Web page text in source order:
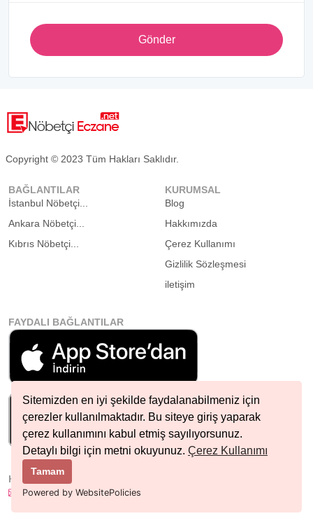
Sitemizden en iyi şekilde faydalanabilmeniz için
çerezler kullanılmaktadır. Bu siteye giriş yaparak
çerez kullanımını kabul etmiş sayılıyorsunuz.
Detaylı bilgi için metni okuyunuz. Çerez Kullanımı
Tamam
Powered by WebsitePolicies
Gönder
Copyright © 2023 Tüm Hakları Saklıdır.
BAĞLANTILAR
İstanbul Nöbetçi...
Ankara Nöbetçi...
Kıbrıs Nöbetçi...
KURUMSAL
Blog
Hakkımızda
Çerez Kullanımı
Gizlilik Sözleşmesi
iletişim
FAYDALI BAĞLANTILAR
HIZLI İLETIŞIM
info@nobetcieczane.net